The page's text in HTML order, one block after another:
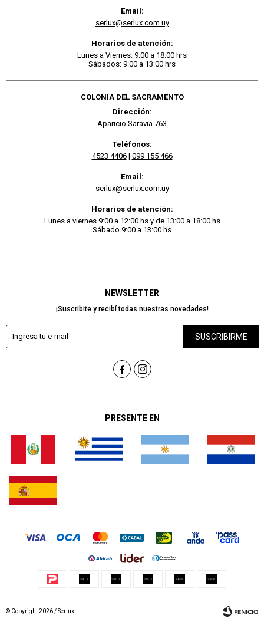
PRESENTE EN
NEWSLETTER
¡Suscribite y recibí todas nuestras novedades!
SUSCRIBIRME
 
Email:
serlux@serlux.com.uy
Horarios de atención:
Lunes a Viernes: 9:00 a 18:00 hrs
Sábados: 9:00 a 13:00 hrs
COLONIA DEL SACRAMENTO
Dirección:
Aparicio Saravia 763
Teléfonos:
4523 4406| 099 155 466
Email:
serlux@serlux.com.uy
Horarios de atención:
Lunes a viernes 9:00 a 12:00 hs y de 13:00 a 18:00 hs
Sábado 9:00 a 13:00 hs
© Copyright 2026 / Serlux